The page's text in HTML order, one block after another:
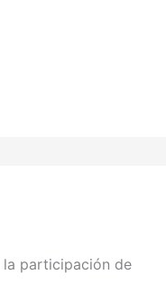
participación de